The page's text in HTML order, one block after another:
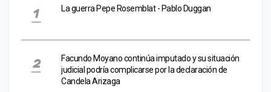
La guerra Pepe Rosemblat - Pablo Duggan
Facundo Moyano continúa imputado y su situación
judicial podría complicarse por la declaración de
Candela Arizaga